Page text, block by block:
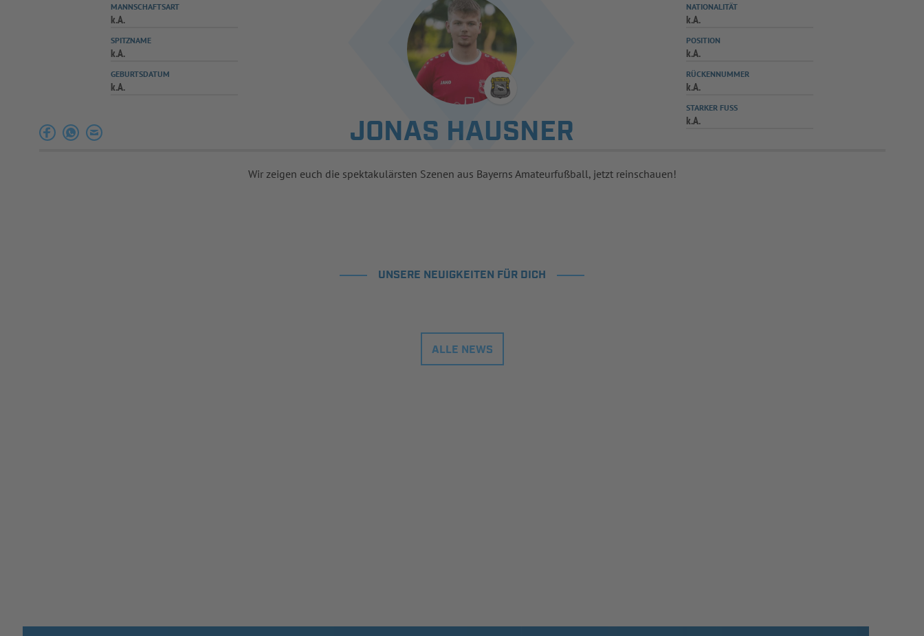
JONAS HAUSNER
MANNSCHAFTSART
k.A.
SPITZNAME
k.A.
GEBURTSDATUM
k.A.
NATIONALITÄT
k.A.
POSITION
k.A.
RÜCKENNUMMER
k.A.
STARKER FUSS
k.A.
Wir zeigen euch die spektakulärsten Szenen aus Bayerns Amateurfußball, jetzt reinschauen!
UNSERE NEUIGKEITEN FÜR DICH
ALLE NEWS